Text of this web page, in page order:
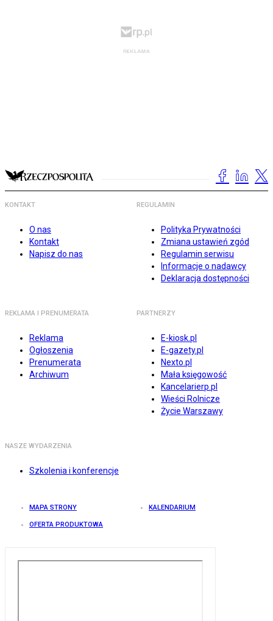
KONTAKT
O nas
Kontakt
Napisz do nas
REGULAMIN
Polityka Prywatności
Zmiana ustawień zgód
Regulamin serwisu
Informacje o nadawcy
Deklaracja dostępności
REKLAMA I PRENUMERATA
Reklama
Ogłoszenia
Prenumerata
Archiwum
PARTNERZY
E-kiosk.pl
E-gazety.pl
Nexto.pl
Mała księgowość
Kancelarierp.pl
Wieści Rolnicze
Życie Warszawy
NASZE WYDARZENIA
Szkolenia i konferencje
MAPA STRONY KALENDARIUM
OFERTA PRODUKTOWA